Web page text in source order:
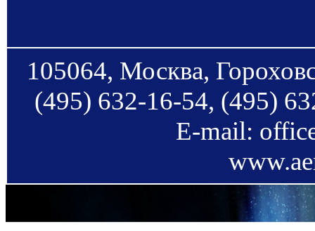
105064, Москва,
(495) 632-16-54, (495)
E-mail: